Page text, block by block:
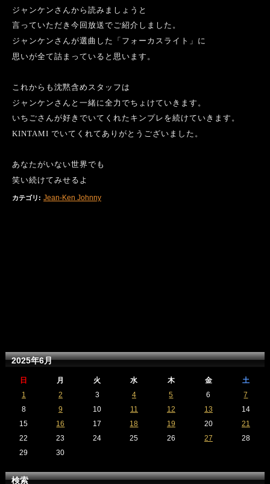
ジャンケンさんから読みましょうと
言っていただき今回放送でご紹介しました。
ジャンケンさんが選曲した「フォーカスライト」に
思いが全て詰まっていると思います。
これからも沈黙含めスタッフは
ジャンケンさんと一緒に全力でちょけていきます。
いちごさんが好きでいてくれたキンプレを続けていきます。
KINTAMI でいてくれてありがとうございました。
あなたがいない世界でも
笑い続けてみせるよ
カテゴリ : Jean-Ken Johnny
2025年6月
日 月 火 水 木 金
土
1
2 3 4 5 6
7
8
9 10 11 12 13
14
15
16 17 18 19 20
21
22
23 24 25 26 27
28
29
30
検索